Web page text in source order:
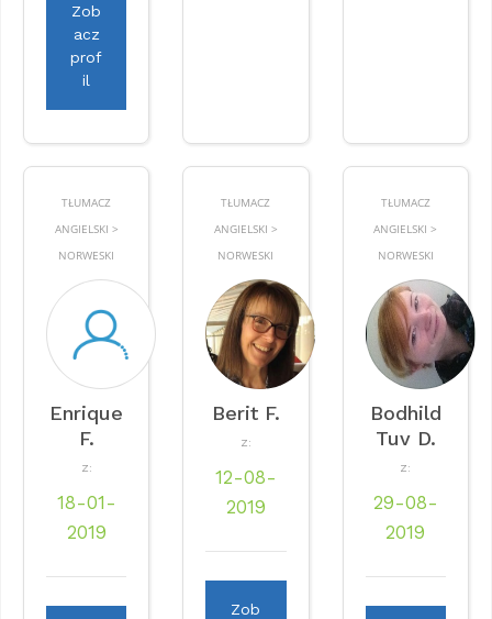
Zob
acz
prof
il
TŁUMACZ
ANGIELSKI >
NORWESKI
Enrique
F.
Z:
18-01-
2019
TŁUMACZ
ANGIELSKI >
NORWESKI
Berit F.
Z:
12-08-
2019
Zob
TŁUMACZ
ANGIELSKI >
NORWESKI
Bodhild
Tuv D.
Z:
29-08-
2019